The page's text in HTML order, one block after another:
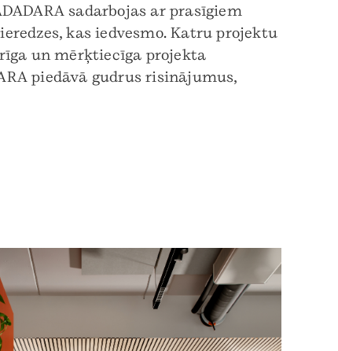
sadarbojas ar prasīgiem
kas iedvesmo. Katru projektu
un mērķtiecīga projekta
piedāvā gudrus risinājumus,